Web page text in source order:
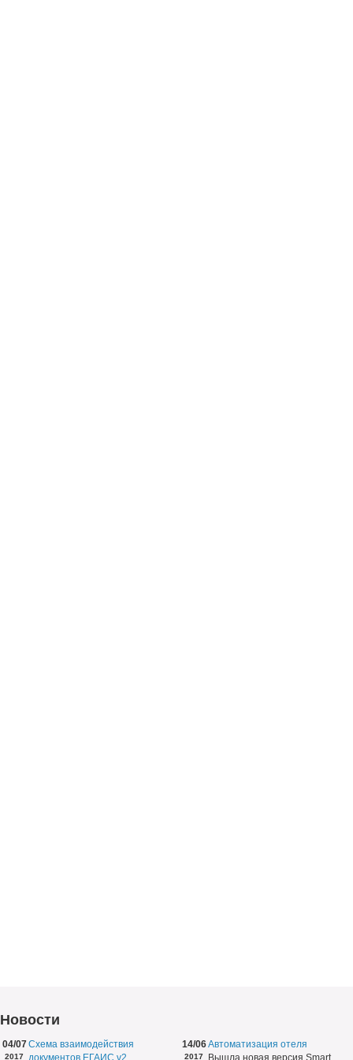
Новости
04/07
2017
Схема взаимодействия
документов ЕГАИС v2
14/06
2017
Автоматизация отеля
Вышла новая версия Smart